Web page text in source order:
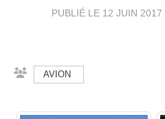
PUBLIÉ LE 12 JUIN 2017
AVION